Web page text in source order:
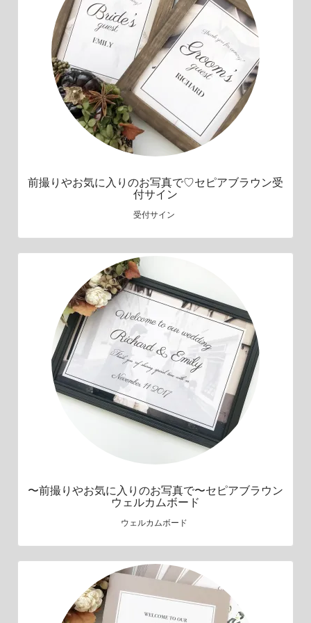
前撮りやお気に入りのお写真で♡セピアブラウン受
付サイン
受付サイン
〜前撮りやお気に入りのお写真で〜セピアブラウン
ウェルカムボード
ウェルカムボード